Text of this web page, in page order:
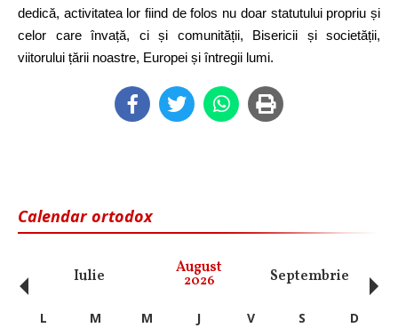
dedică, activitatea lor fiind de folos nu doar statutului propriu și
celor care învață, ci și comunității, Bisericii și societății,
viitorului țării noastre, Europei și întregii lumi.
Calendar ortodox
Iulie August
2026 Septembrie
‹ L M M J V S
D